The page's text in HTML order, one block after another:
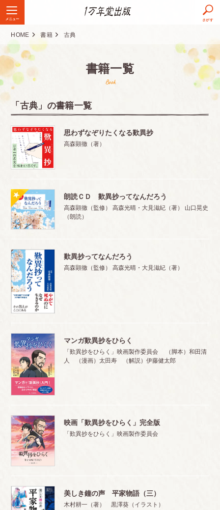
メニュー さがす
HOME 書籍 古典
書籍一覧
Book
「古典」の書籍一覧
思わずなぞりたくなる歎異抄
高森顕徹（著）
朗読ＣＤ 歎異抄ってなんだろう
高森顕徹（監修） 高森光晴・大見滋紀（著） 山口晃史
（朗読）
歎異抄ってなんだろう
高森顕徹（監修） 高森光晴・大見滋紀（著）
マンガ歎異抄をひらく
「歎異抄をひらく」映画製作委員会 （脚本）和田清
人 （漫画）太田寿 （解説）伊藤健太郎
映画「歎異抄をひらく」完全版
「歎異抄をひらく」映画製作委員会
美しき鐘の声 平家物語（三）
木村耕一（著） 黒澤葵（イラスト）